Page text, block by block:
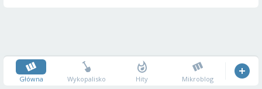
Główna Wykopalisko Hity Mikroblog